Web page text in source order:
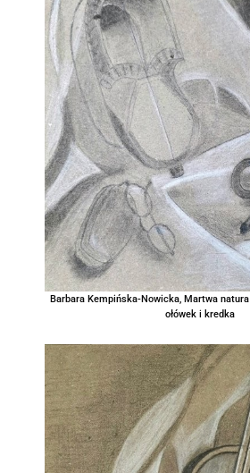
Barbara Kempińska-Nowicka, Martwa
ołówek i kredka